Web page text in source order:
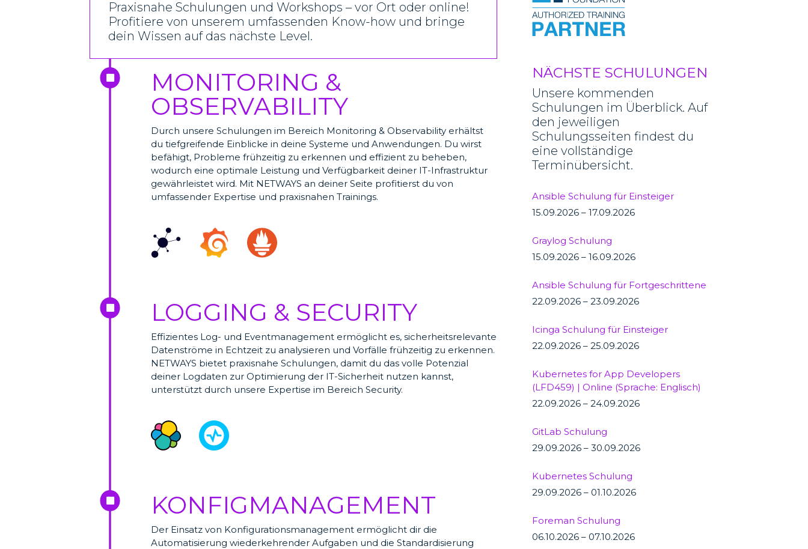
Praxisnahe Schulungen und Workshops – vor Ort oder online!
Profitiere von unserem umfassenden Know-how und bringe
dein Wissen auf das nächste Level.
MONITORING &
OBSERVABILITY
Durch unsere Schulungen im Bereich Monitoring & Observability erhältst
du tiefgreifende Einblicke in deine Systeme und Anwendungen. Du wirst
befähigt, Probleme frühzeitig zu erkennen und effizient zu beheben,
wodurch eine optimale Leistung und Verfügbarkeit deiner IT-Infrastruktur
gewährleistet wird. Mit NETWAYS an deiner Seite profitierst du von
umfassender Expertise und praxisnahen Trainings.

LOGGING & SECURITY
Effizientes Log- und Eventmanagement ermöglicht es, sicherheitsrelevante
Datenströme in Echtzeit zu analysieren und Vorfälle frühzeitig zu erkennen.
NETWAYS bietet praxisnahe Schulungen, damit du das volle Potenzial
deiner Logdaten zur Optimierung der IT-Sicherheit nutzen kannst,
unterstützt durch unsere Expertise im Bereich Security.

KONFIGMANAGEMENT
Der Einsatz von Konfigurationsmanagement ermöglicht dir die
Automatisierung wiederkehrender Aufgaben und die Standardisierung

NÄCHSTE SCHULUNGEN
Unsere kommenden
Schulungen im Überblick. Auf
den jeweiligen
Schulungsseiten findest du
eine vollständige
Terminübersicht.
Ansible Schulung für Einsteiger
15.09.2026 – 17.09.2026
Graylog Schulung
15.09.2026 – 16.09.2026
Ansible Schulung für Fortgeschrittene
22.09.2026 – 23.09.2026
Icinga Schulung für Einsteiger
22.09.2026 – 25.09.2026
Kubernetes for App Developers
(LFD459) | Online (Sprache: Englisch)
22.09.2026 – 24.09.2026
GitLab Schulung
29.09.2026 – 30.09.2026
Kubernetes Schulung
29.09.2026 – 01.10.2026
Foreman Schulung
06.10.2026 – 07.10.2026